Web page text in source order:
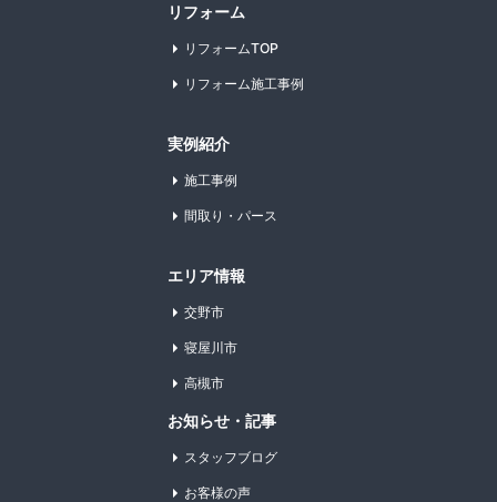
リフォーム
リフォームTOP
リフォーム施工事例
実例紹介
施工事例
間取り・パース
エリア情報
交野市
寝屋川市
高槻市
お知らせ・記事
スタッフブログ
お客様の声